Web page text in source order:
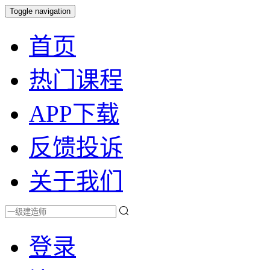
Toggle navigation
首页
热门课程
APP下载
反馈投诉
关于我们
登录